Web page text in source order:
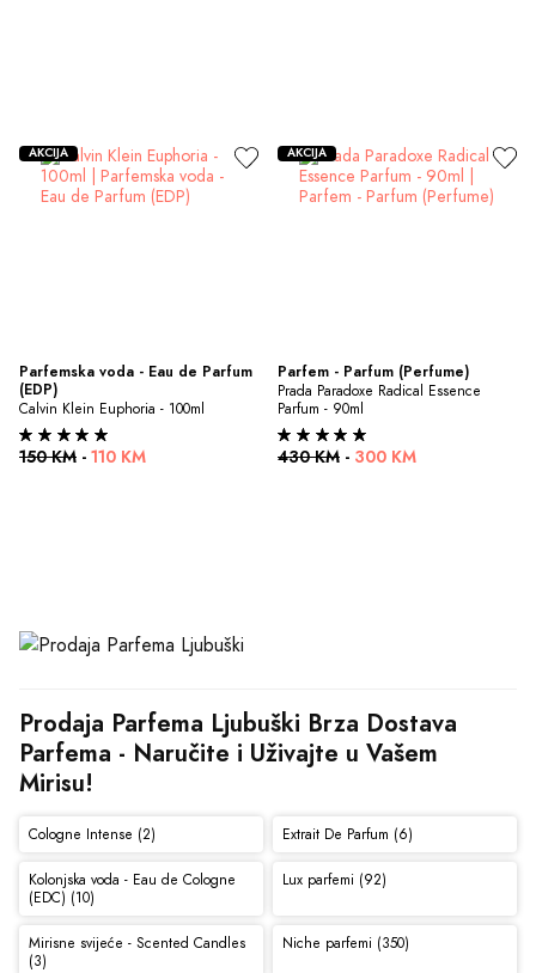
Parfemska voda - Eau de Parfum
(EDP)
Calvin Klein Euphoria - 100ml
150 KM - 110 KM
AKCIJA
Parfem - Parfum (Perfume)
Prada Paradoxe Radical Essence
Parfum - 90ml
430 KM - 300 KM
AKCIJA
Prodaja Parfema Ljubuški Brza Dostava
Parfema - Naručite i Uživajte u Vašem
Mirisu!
Cologne Intense (2) Extrait De Parfum (6)
Kolonjska voda - Eau de Cologne
(EDC) (10)
Lux parfemi (92)
Mirisne svijeće - Scented Candles
(3)
Niche parfemi (350)